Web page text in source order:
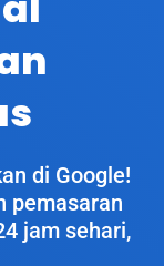
di Google!
pemasaran
jam sehari,